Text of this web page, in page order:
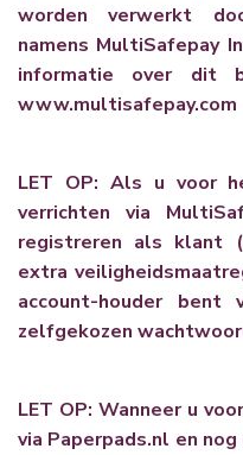
worden verwerkt
namens MultiSafepay
informatie over dit
www.multisafepay.com
LET OP: Als u voor
verrichten via
registreren als klant
extra
account-houder
zelfgekozen
LET OP: Wanneer u
via Paperpads.nl en